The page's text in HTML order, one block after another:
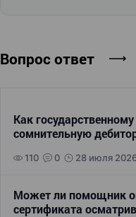
Вопрос ответ
Как
сомнительную
110 0 28 июля
Может ли помощник
сертификата